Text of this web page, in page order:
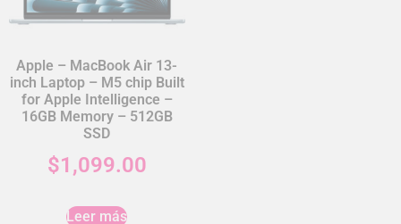
Apple – MacBook Air 13-
inch Laptop – M5 chip Built
for Apple Intelligence –
16GB Memory – 512GB
SSD
$1,099.00
Leer más